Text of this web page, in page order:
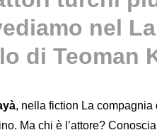
nel La
di Teoman
, nella fiction La compagnia
Ma chi è l’attore?